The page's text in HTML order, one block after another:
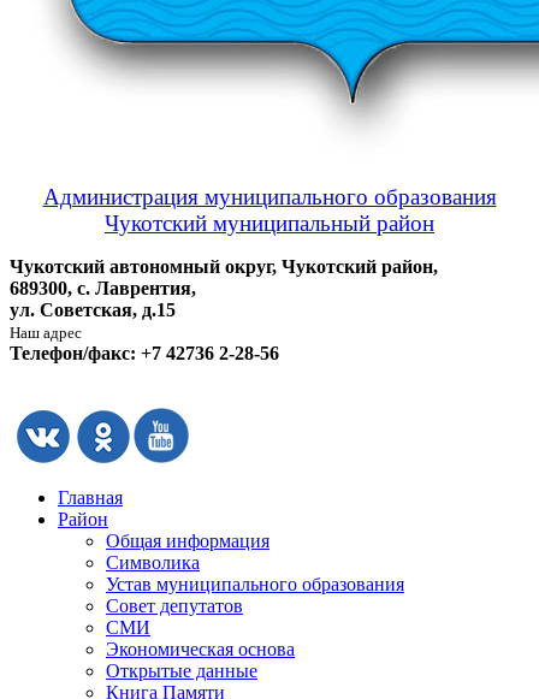
Администрация муниципального образования
Чукотский муниципальный район
Чукотский автономный округ, Чукотский район,
689300, с. Лаврентия,
ул. Советская, д.15
Наш адрес
Телефон/факс: +7 42736 2-28-56
Главная
Район
Общая информация
Символика
Устав муниципального образования
Совет депутатов
СМИ
Экономическая основа
Открытые данные
Книга Памяти